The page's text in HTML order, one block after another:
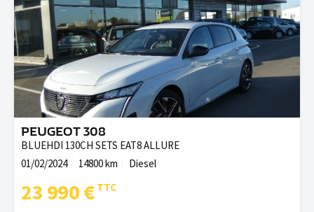
PEUGEOT 308
BLUEHDI 130CH SETS EAT8 ALLURE
01/02/2024
14800 km Diesel
23 990 €